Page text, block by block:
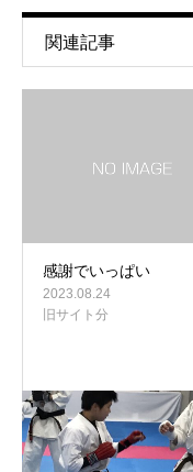
関連記事
感謝でいっぱい
2023.08.24
旧サイト分